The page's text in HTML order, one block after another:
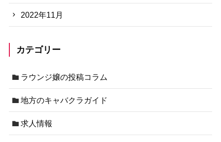
2022年11月
カテゴリー
ラウンジ嬢の投稿コラム
地方のキャバクラガイド
求人情報